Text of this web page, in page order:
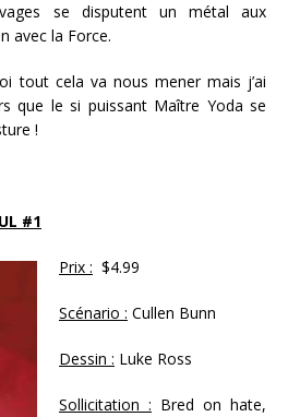
se disputent un métal aux
avec la Force.
tout cela va nous mener mais j’ai
que le si puissant Maître Yoda se
!
#1
Prix : $4.99
Scénario : Cullen Bunn
Dessin : Luke Ross
Sollicitation : Bred on hate,